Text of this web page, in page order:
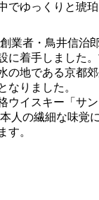
でゆっくりと琥
業者・鳥井信治
に着手しました
の地である京都
なりました。
ウイスキー「サ
人の繊細な味覚
す。